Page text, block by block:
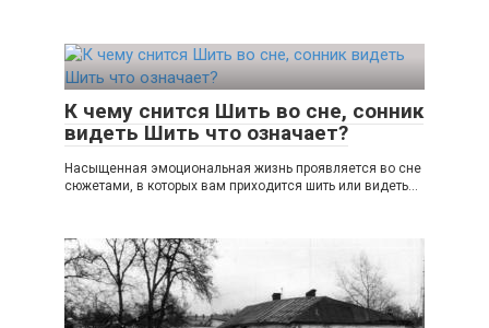
К чему снится Шить во сне, сонник
видеть Шить что означает?
Насыщенная эмоциональная жизнь проявляется во сне
сюжетами, в которых вам приходится шить или видеть...